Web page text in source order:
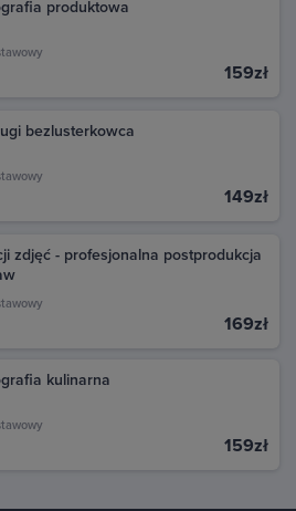
produktowa
159zł
bezlusterkowca
149zł
zdjęć - profesjonalna postprodukcja
169zł
kulinarna
159zł